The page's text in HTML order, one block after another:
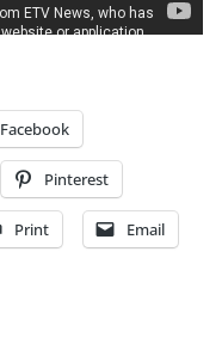
Facebook
Pinterest
Print Email